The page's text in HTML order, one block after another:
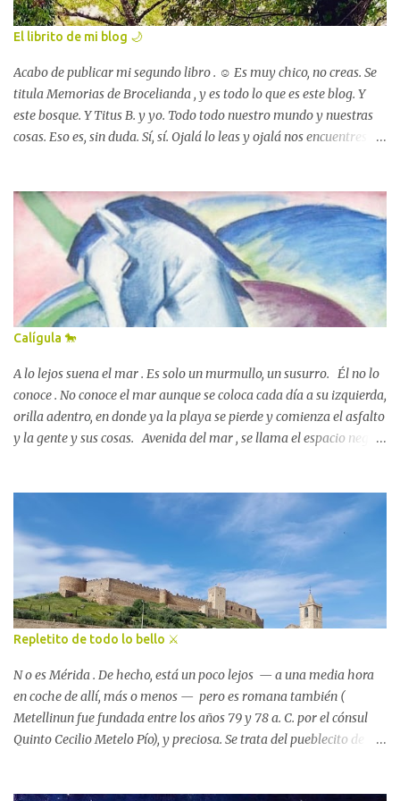
— Ya se van — se oirá decir a todos los ojos, muy bajito, casi con
miedo — : las sombras, todas las sombras se van ya ... Esa tarde —
unos duendes elaboraron para mí , siglos atrás...
El librito de mi blog 🌙
Acabo de publicar mi segundo libro . ☺️ Es muy chico, no creas. Se
titula Memorias de Brocelianda , y es todo lo que es este blog. Y
este bosque. Y Titus B. y yo. Todo todo nuestro mundo y nuestras
cosas. Eso es, sin duda. Sí, sí. Ojalá lo leas y ojalá nos encuentres
al duende lo arropa la colcha de lino verde kiwi en cuantito tiene
algo de frío. Y que sea tu refugio , también. Y que me lo digas, si
puedes (o si quieres)... que me digas que lo conoces, que lo tienes
entre tus dedos, que te acompaña, que me harás muy feliz. 😇 📍
amazon.com/author/lolaperezgarcia 💫
Calígula 🐎
A lo lejos suena el mar . Es solo un murmullo, un susurro. Él no lo
conoce . No conoce el mar aunque se coloca cada día a su izquierda,
orilla adentro, en donde ya la playa se pierde y comienza el asfalto
y la gente y sus cosas. Avenida del mar , se llama el espacio negro
vez que aparta la vista del frente, siguiendo el rastro del murmullo.
Y cuando no es su dueño es el miedo. El miedo que se extiende por
todas partes, que forma pitidos, vehículos que pasan a su lado casi
rozándolo, casi pisándole las pezuñas… Se llama Calígula, por
aquello de que su amo es un historiador fracasado. Tiene las crines
blancas trenzadas y la cola larga que apenas mueve para sacudirse
una mosca. Tiene muchos años y unas orejeras que no le dejan ver
también, sentado en la lustro...
Repletito de todo lo bello ⚔️
N o es Mérida . De hecho, está un poco lejos — a una media hora
en coche de allí, más o menos — pero es romana también (
Metellinun fue fundada entre los años 79 y 78 a. C. por el cónsul
Quinto Cecilio Metelo Pío), y preciosa. Se trata del pueblecito de